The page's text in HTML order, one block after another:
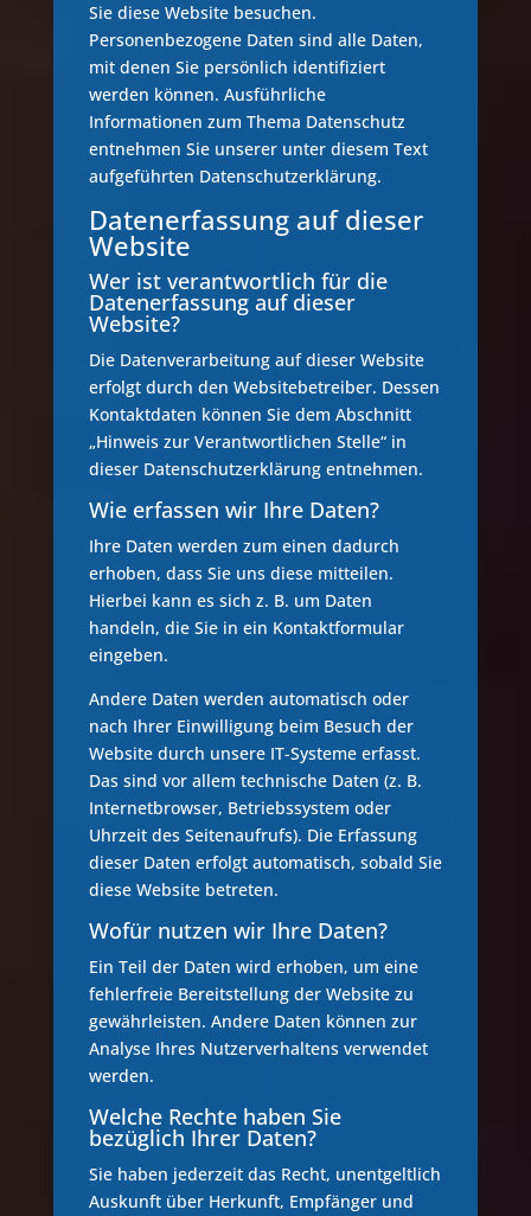
Sie diese Website besuchen.
Personenbezogene Daten sind alle Daten,
mit denen Sie persönlich identifiziert
werden können. Ausführliche
Informationen zum Thema Datenschutz
entnehmen Sie unserer unter diesem Text
aufgeführten Datenschutzerklärung.
Datenerfassung auf dieser
Website
Wer ist verantwortlich für die
Datenerfassung auf dieser
Website?
Die Datenverarbeitung auf dieser Website
erfolgt durch den Websitebetreiber. Dessen
Kontaktdaten können Sie dem Abschnitt
„Hinweis zur Verantwortlichen Stelle“ in
dieser Datenschutzerklärung entnehmen.
Wie erfassen wir Ihre Daten?
Ihre Daten werden zum einen dadurch
erhoben, dass Sie uns diese mitteilen.
Hierbei kann es sich z. B. um Daten
handeln, die Sie in ein Kontaktformular
eingeben.
Andere Daten werden automatisch oder
nach Ihrer Einwilligung beim Besuch der
Website durch unsere IT-Systeme erfasst.
Das sind vor allem technische Daten (z. B.
Internetbrowser, Betriebssystem oder
Uhrzeit des Seitenaufrufs). Die Erfassung
dieser Daten erfolgt automatisch, sobald Sie
diese Website betreten.
Wofür nutzen wir Ihre Daten?
Ein Teil der Daten wird erhoben, um eine
fehlerfreie Bereitstellung der Website zu
gewährleisten. Andere Daten können zur
Analyse Ihres Nutzerverhaltens verwendet
werden.
Welche Rechte haben Sie
bezüglich Ihrer Daten?
Sie haben jederzeit das Recht, unentgeltlich
Auskunft über Herkunft, Empfänger und